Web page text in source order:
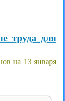
труда для
на 13 января